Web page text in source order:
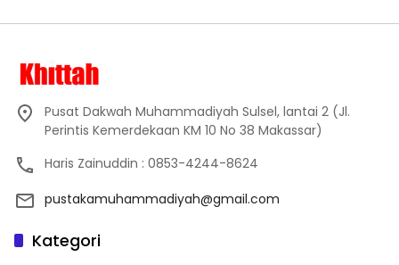
Pusat Dakwah Muhammadiyah Sulsel, lantai 2 (Jl.
Perintis Kemerdekaan KM 10 No 38 Makassar)
Haris Zainuddin : 0853-4244-8624
pustakamuhammadiyah@gmail.com
Kategori